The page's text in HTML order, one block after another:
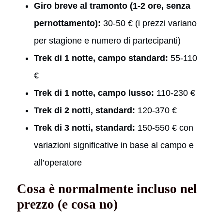
Giro breve al tramonto (1-2 ore, senza
pernottamento): 30-50 € (i prezzi variano
per stagione e numero di partecipanti)
Trek di 1 notte, campo standard: 55-110
€
Trek di 1 notte, campo lusso: 110-230 €
Trek di 2 notti, standard: 120-370 €
Trek di 3 notti, standard: 150-550 € con
variazioni significative in base al campo e
all’operatore
Cosa è normalmente incluso nel
prezzo (e cosa no)